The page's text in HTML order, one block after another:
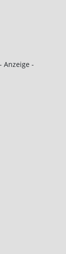
- Anzeige -